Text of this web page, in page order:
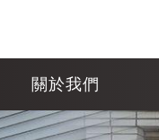
關於我們